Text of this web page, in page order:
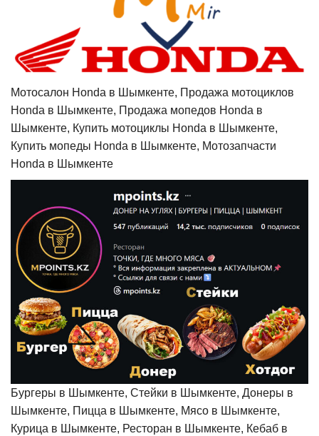
Мотосалон Honda в Шымкенте, Продажа мотоциклов
Honda в Шымкенте, Продажа мопедов Honda в
Шымкенте, Купить мотоциклы Honda в Шымкенте,
Купить мопеды Honda в Шымкенте, Мотозапчасти
Honda в Шымкенте
Бургеры в Шымкенте, Стейки в Шымкенте, Донеры в
Шымкенте, Пицца в Шымкенте, Мясо в Шымкенте,
Курица в Шымкенте, Ресторан в Шымкенте, Кебаб в